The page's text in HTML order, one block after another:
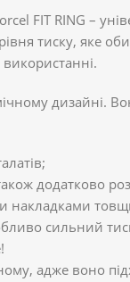
FIT RING –
тиску, яке
дизайні.
додатково
сильний
адже воно